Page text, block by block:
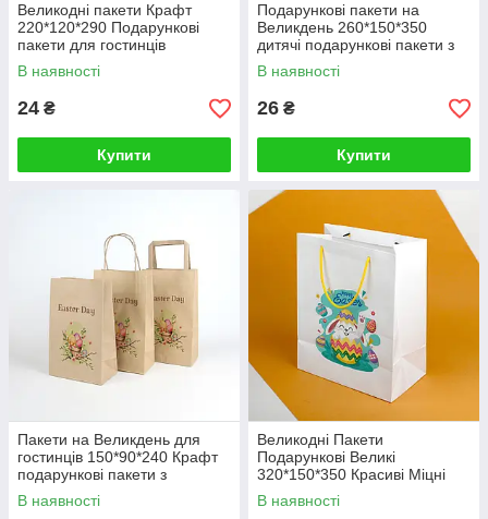
Великодні пакети Крафт
220*120*290 Подарункові
пакети для гостинців
"Пасхальний Кролик"
В наявності
24 ₴
Купити
Подарункові пакети на
Великдень 260*150*350
дитячі подарункові пакети з
яскравим малюнком
В наявності
26 ₴
Купити
Пакети на Великдень для
гостинців 150*90*240 Крафт
подарункові пакети з
яскравим малюнком "Easter
Day"
В наявності
Великодні Пакети
Подарункові Великі
320*150*350 Красиві Міцні
пакети з ручками шнурками
В наявності